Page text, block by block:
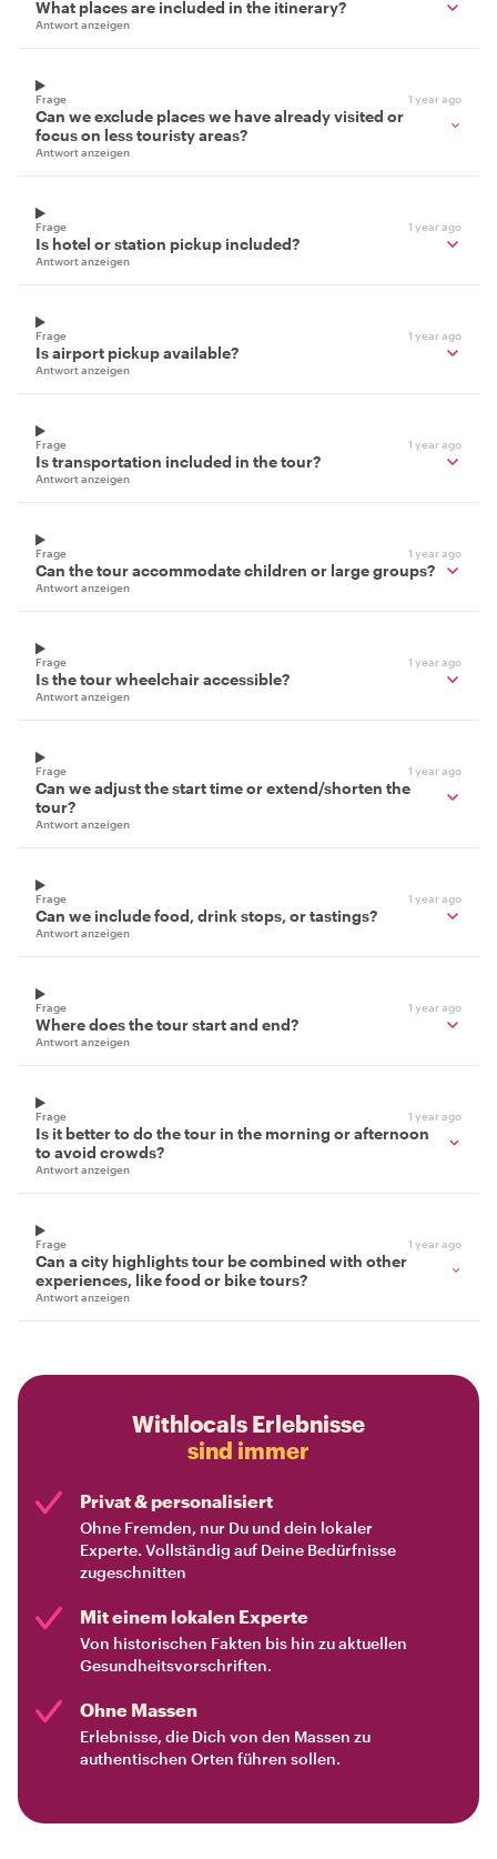
What places are included in the itinerary?
Antwort anzeigen
Frage 1 year ago
Can we exclude places we have already visited or
focus on less touristy areas?
Antwort anzeigen
Frage 1 year ago
Is hotel or station pickup included?
Antwort anzeigen
Frage 1 year ago
Is airport pickup available?
Antwort anzeigen
Frage 1 year ago
Is transportation included in the tour?
Antwort anzeigen
Frage 1 year ago
Can the tour accommodate children or large groups?
Antwort anzeigen
Frage 1 year ago
Is the tour wheelchair accessible?
Antwort anzeigen
Frage 1 year ago
Can we adjust the start time or extend/shorten the
tour?
Antwort anzeigen
Frage 1 year ago
Can we include food, drink stops, or tastings?
Antwort anzeigen
Frage 1 year ago
Where does the tour start and end?
Antwort anzeigen
Frage 1 year ago
Is it better to do the tour in the morning or afternoon
to avoid crowds?
Antwort anzeigen
Frage 1 year ago
Can a city highlights tour be combined with other
experiences, like food or bike tours?
Antwort anzeigen
Withlocals Erlebnisse
sind immer
Privat & personalisiert
Ohne Fremden, nur Du und dein lokaler
Experte. Vollständig auf Deine Bedürfnisse
zugeschnitten
Mit einem lokalen Experte
Von historischen Fakten bis hin zu aktuellen
Gesundheitsvorschriften.
Ohne Massen
Erlebnisse, die Dich von den Massen zu
authentischen Orten führen sollen.